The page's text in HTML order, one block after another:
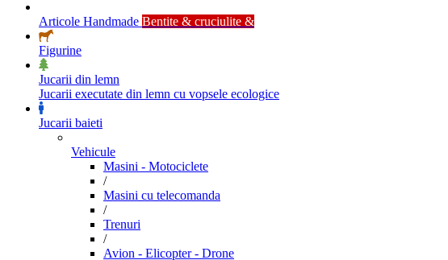
Articole Handmade Bentite & cruciulite &
Figurine
Jucarii din lemn
Jucarii executate din lemn cu vopsele ecologice
Jucarii baieti
Vehicule
Masini - Motociclete
/
Masini cu telecomanda
/
Trenuri
/
Avion - Elicopter - Drone